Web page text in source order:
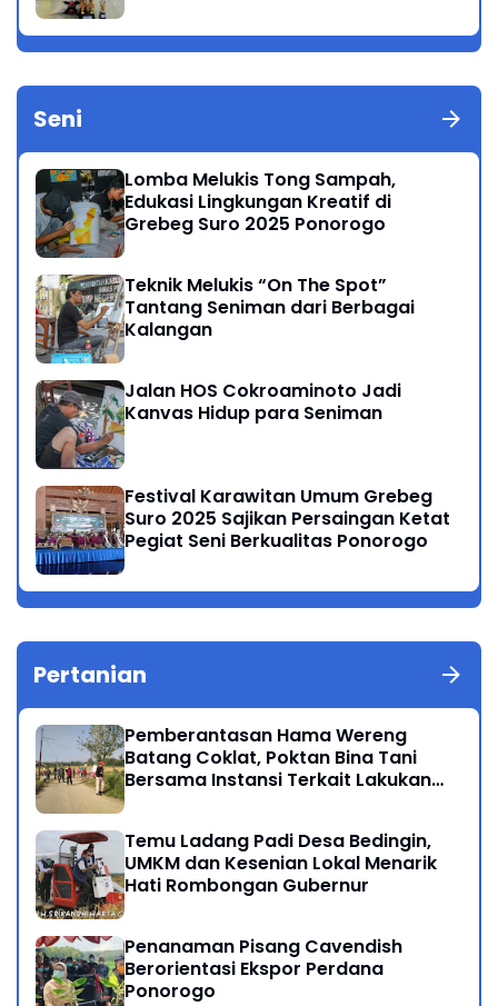
Seni
Lomba Melukis Tong Sampah,
Edukasi Lingkungan Kreatif di
Grebeg Suro 2025 Ponorogo
Teknik Melukis “On The Spot”
Tantang Seniman dari Berbagai
Kalangan
Jalan HOS Cokroaminoto Jadi
Kanvas Hidup para Seniman
Festival Karawitan Umum Grebeg
Suro 2025 Sajikan Persaingan Ketat
Pegiat Seni Berkualitas Ponorogo
Pertanian
Pemberantasan Hama Wereng
Batang Coklat, Poktan Bina Tani
Bersama Instansi Terkait Lakukan
Temu Ladang Padi Desa Bedingin,
UMKM dan Kesenian Lokal Menarik
Hati Rombongan Gubernur
Penanaman Pisang Cavendish
Berorientasi Ekspor Perdana
Ponorogo